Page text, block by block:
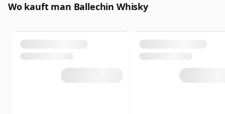
Wo kauft man Ballechin Whisky